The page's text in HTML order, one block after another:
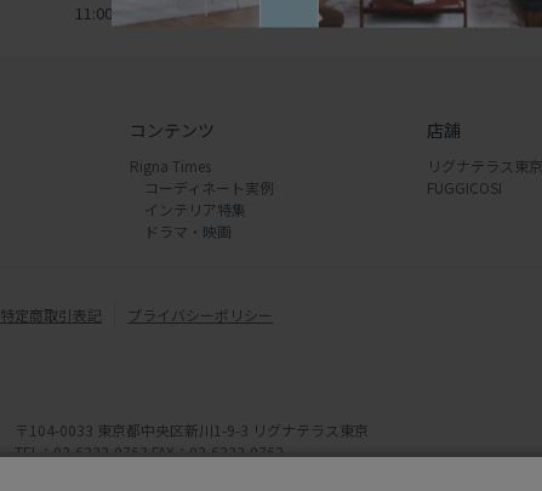
11:00 - 18:00（土日定休）
コンテンツ
Rigna Times
コーディネート実例
インテリア特集
ドラマ・映画
店舗
リグナテラス東京
FUGGICOSI
特定商取引表記 プライバシーポリシー
〒104-0033 東京都中央区新川1-9-3 リグナテラス東京
TEL：03-6222-0763 FAX：03-6222-0762